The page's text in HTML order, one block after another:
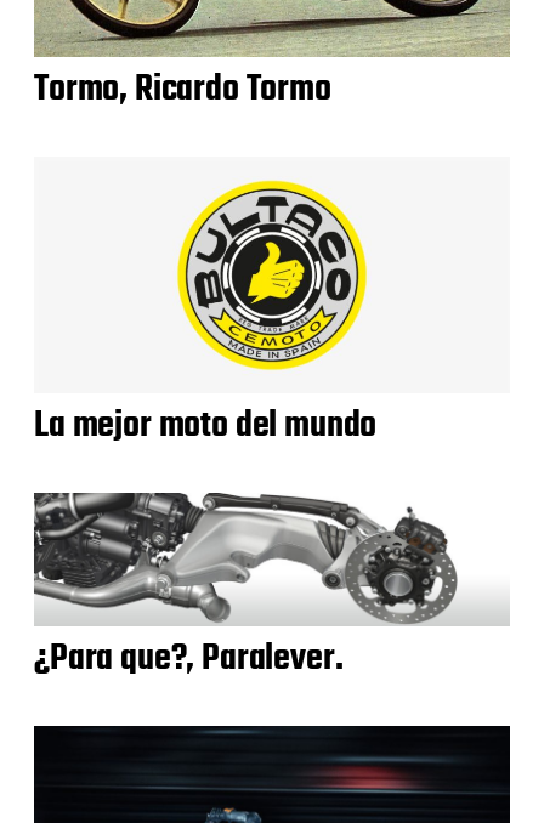
Tormo, Ricardo Tormo
La mejor moto del mundo
¿Para que?, Paralever.